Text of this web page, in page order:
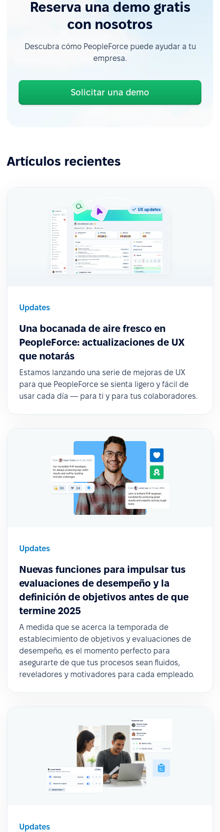
Reserva una demo gratis
con nosotros
Descubra cómo PeopleForce puede ayudar a tu
empresa.
Solicitar una demo
Artículos recientes
Updates
Una bocanada de aire fresco en
PeopleForce: actualizaciones de UX
que notarás
Estamos lanzando una serie de mejoras de UX
para que PeopleForce se sienta ligero y fácil de
usar cada día — para ti y para tus colaboradores.
Updates
Nuevas funciones para impulsar tus
evaluaciones de desempeño y la
definición de objetivos antes de que
termine 2025
A medida que se acerca la temporada de
establecimiento de objetivos y evaluaciones de
desempeño, es el momento perfecto para
asegurarte de que tus procesos sean fluidos,
reveladores y motivadores para cada empleado.
Updates